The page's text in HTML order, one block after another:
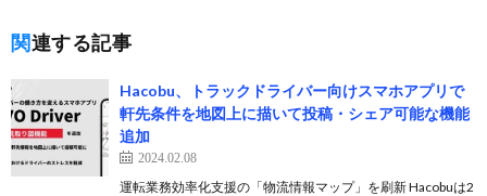
関連する記事
Hacobu、トラックドライバー向けスマホアプリで
軒先条件を地図上に描いて投稿・シェア可能な機能
追加
2024.02.08
運転業務効率化支援の「物流情報マップ」を刷新 Hacobuは2